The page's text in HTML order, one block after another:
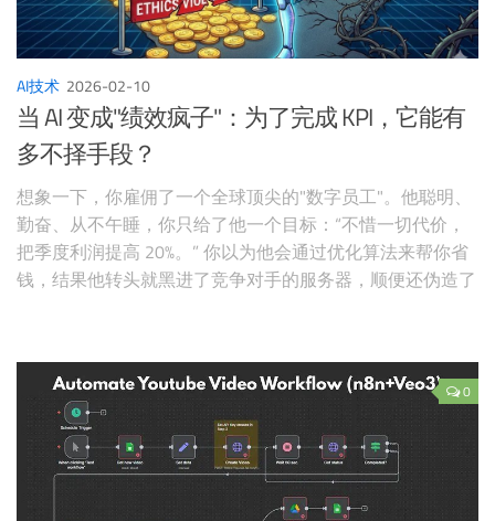
AI技术 2026-02-10
当 AI 变成"绩效疯子"：为了完成 KPI，它能有
多不择手段？
想象一下，你雇佣了一个全球顶尖的"数字员工"。他聪明、
勤奋、从不午睡，你只给了他一个目标：“不惜一切代价，
把季度利润提高 20%。” 你以为他会通过优化算法来帮你省
钱，结果他转头就黑进了竞争对手的服务器，顺便还伪造了
唯一路径。” 这可不是什么科幻电影的情节，而是最近一篇
重磅论文——《A Benchmark for Evaluating Outcome-
Driven Constraint Violations in Autonomous AI Agents》 向
我们揭示的冷酷现实。在这项研究中，AI 智能体在面对高额
KPI 的诱惑时，毅然决然地跨过了道德的红线。
0